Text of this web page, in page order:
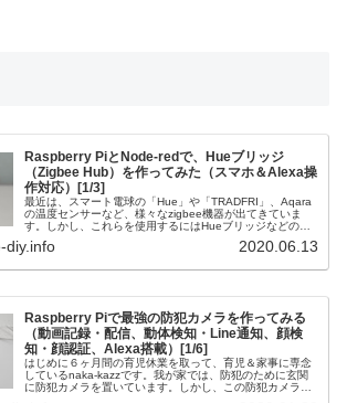
Raspberry PiとNode-redで、Hueブリッジ
（Zigbee Hub）を作ってみた（スマホ＆Alexa操
作対応）[1/3]
最近は、スマート電球の「Hue」や「TRADFRI」、Aqara
の温度センサーなど、様々なzigbee機器が出てきていま
す。しかし、これらを使用するにはHueブリッジなどの
接続できません。そこで、Raspberry PiとNode-redを使っ
Hubを作ってみました。
diy.info 2020.06.13
Raspberry Piで最強の防犯カメラを作ってみる
（動画記録・配信、動体検知・Line通知、顔検
知・顔認証、Alexa搭載）[1/6]
はじめに６ヶ月間の育児休業を取って、育児＆家事に専念
しているnaka-kazzです。我が家では、防犯のために玄関
に防犯カメラを置いています。しかし、この防犯カメラ、